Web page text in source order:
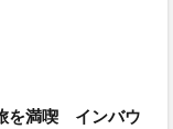
を満喫 インバウ